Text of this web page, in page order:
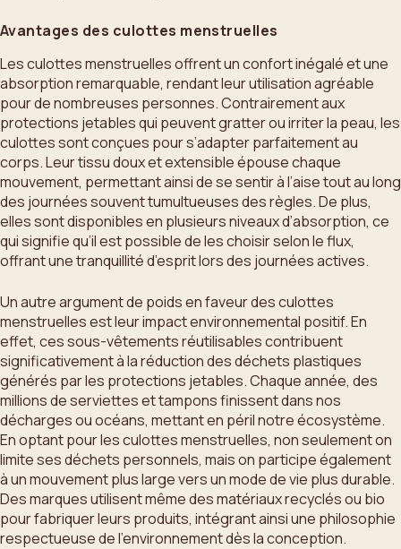
Avantages des culottes menstruelles
Les culottes menstruelles offrent un confort inégalé et une
absorption remarquable, rendant leur utilisation agréable
pour de nombreuses personnes. Contrairement aux
protections jetables qui peuvent gratter ou irriter la peau, les
culottes sont conçues pour s’adapter parfaitement au
corps. Leur tissu doux et extensible épouse chaque
mouvement, permettant ainsi de se sentir à l’aise tout au long
des journées souvent tumultueuses des règles. De plus,
elles sont disponibles en plusieurs niveaux d’absorption, ce
qui signifie qu’il est possible de les choisir selon le flux,
offrant une tranquillité d’esprit lors des journées actives.
Un autre argument de poids en faveur des culottes
menstruelles est leur impact environnemental positif. En
effet, ces sous-vêtements réutilisables contribuent
significativement à la réduction des déchets plastiques
générés par les protections jetables. Chaque année, des
millions de serviettes et tampons finissent dans nos
décharges ou océans, mettant en péril notre écosystème.
En optant pour les culottes menstruelles, non seulement on
limite ses déchets personnels, mais on participe également
à un mouvement plus large vers un mode de vie plus durable.
Des marques utilisent même des matériaux recyclés ou bio
pour fabriquer leurs produits, intégrant ainsi une philosophie
respectueuse de l’environnement dès la conception.